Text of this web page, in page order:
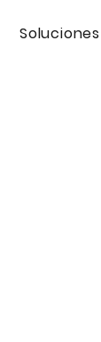
Soluciones